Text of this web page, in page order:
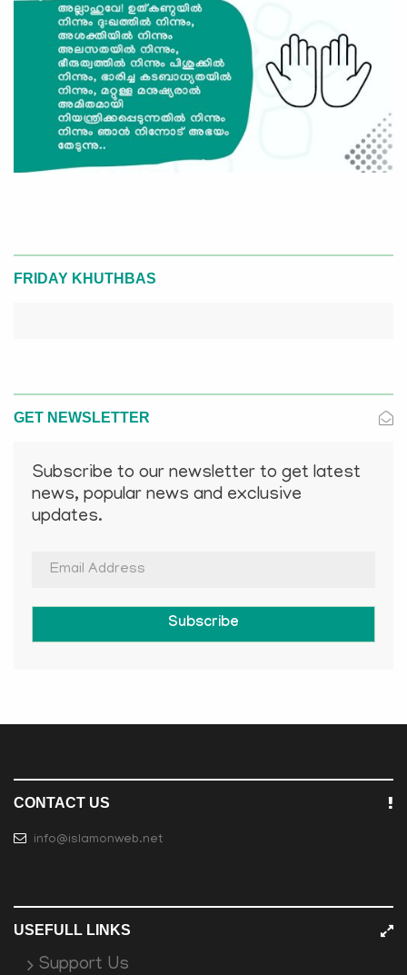
FRIDAY KHUTHBAS
GET NEWSLETTER
Subscribe to our newsletter to get latest
news, popular news and exclusive
updates.
Subscribe
CONTACT US
info@islamonweb.net
USEFULL LINKS
Support Us